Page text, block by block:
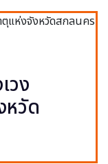
วง
หวัด